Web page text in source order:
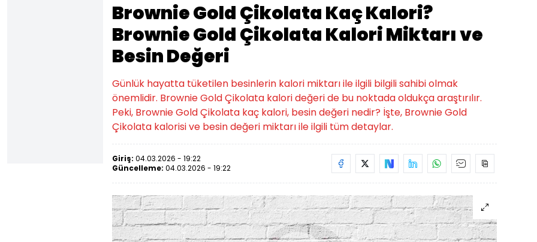
Brownie Gold Çikolata Kaç Kalori?
Brownie Gold Çikolata Kalori Miktarı ve
Besin Değeri
Günlük hayatta tüketilen besinlerin kalori miktarı ile ilgili bilgili sahibi olmak
önemlidir. Brownie Gold Çikolata kalori değeri de bu noktada oldukça araştırılır.
Peki, Brownie Gold Çikolata kaç kalori, besin değeri nedir? İşte, Brownie Gold
Çikolata kalorisi ve besin değeri miktarı ile ilgili tüm detaylar.
Giriş: 04.03.2026 - 19:22
Güncelleme: 04.03.2026 - 19:22